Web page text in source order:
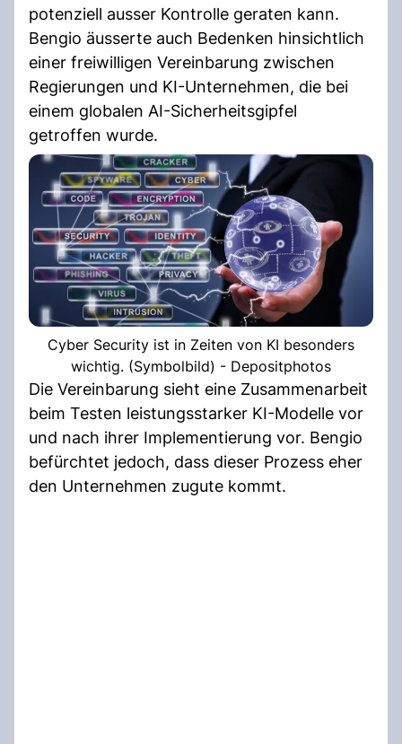
potenziell ausser Kontrolle geraten kann.
Bengio äusserte auch Bedenken hinsichtlich
einer freiwilligen Vereinbarung zwischen
Regierungen und KI-Unternehmen, die bei
einem globalen AI-Sicherheitsgipfel
getroffen wurde.
Cyber Security ist in Zeiten von KI besonders
wichtig. (Symbolbild) - Depositphotos
Die Vereinbarung sieht eine Zusammenarbeit
beim Testen leistungsstarker KI-Modelle vor
und nach ihrer Implementierung vor. Bengio
befürchtet jedoch, dass dieser Prozess eher
den Unternehmen zugute kommt.